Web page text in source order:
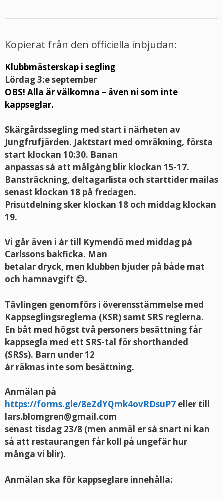
Kopierat från den officiella inbjudan:
Klubbmästerskap i segling
Lördag 3:e september
OBS! Alla är välkomna – även ni som inte
kappseglar.
Skärgårdssegling med start i närheten av
Jungfrufjärden. Jaktstart med omräkning, första
start klockan 10:30. Banan
anpassas så att målgång blir klockan 15-17.
Bansträckning, deltagarlista och starttider mailas
senast klockan 18 på fredagen.
Prisutdelning sker klockan 18 och middag klockan
19.
Vi går även i år till Kymendö med middag på
Carlssons bakficka. Man
betalar dryck, men klubben bjuder på både mat
och hamnavgift 😊.
Tävlingen genomförs i överensstämmelse med
Kappseglingsreglerna (KSR) samt SRS reglerna.
En båt med högst två personers besättning får
kappsegla med ett SRS-tal för shorthanded
(SRSs). Barn under 12
år räknas inte som besättning.
Anmälan på
https://forms.gle/8eZdYQmk4ovRDsuP7 eller till
lars.blomgren@gmail.com
senast tisdag 23/8 (men anmäl er så snart ni kan
så att restaurangen får koll på ungefär hur
många vi blir).
Anmälan ska för kappseglare innehålla: